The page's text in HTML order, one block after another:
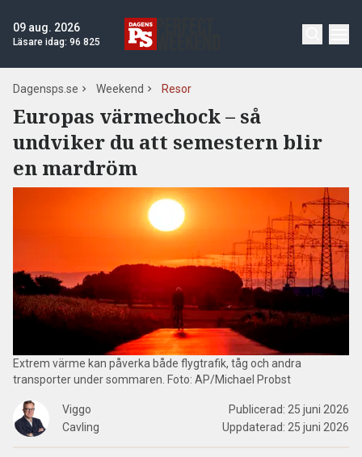
09 aug. 2026
Läsare idag: 96 825
Dagensps.se Weekend Resor
Europas värmechock – så
undviker du att semestern blir
en mardröm
Extrem värme kan påverka både flygtrafik, tåg och andra
transporter under sommaren. Foto: AP/Michael Probst
Viggo
Cavling
Publicerad: 25 juni 2026
Uppdaterad: 25 juni 2026